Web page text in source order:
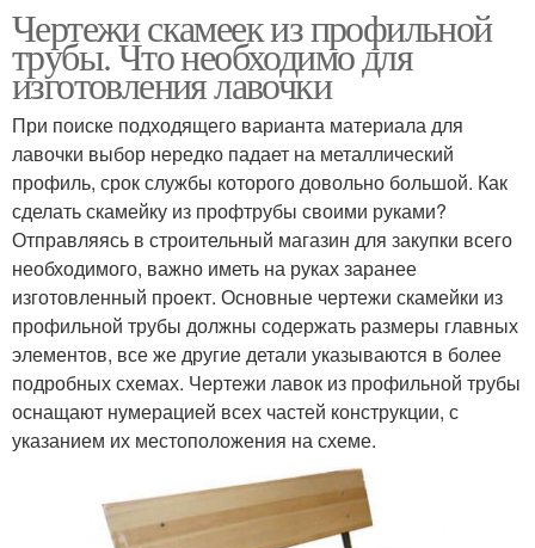
Чертежи скамеек из профильной
трубы. Что необходимо для
изготовления лавочки
При поиске подходящего варианта материала для
лавочки выбор нередко падает на металлический
профиль, срок службы которого довольно большой. Как
сделать скамейку из профтрубы своими руками?
Отправляясь в строительный магазин для закупки всего
необходимого, важно иметь на руках заранее
изготовленный проект. Основные чертежи скамейки из
профильной трубы должны содержать размеры главных
элементов, все же другие детали указываются в более
подробных схемах. Чертежи лавок из профильной трубы
оснащают нумерацией всех частей конструкции, с
указанием их местоположения на схеме.